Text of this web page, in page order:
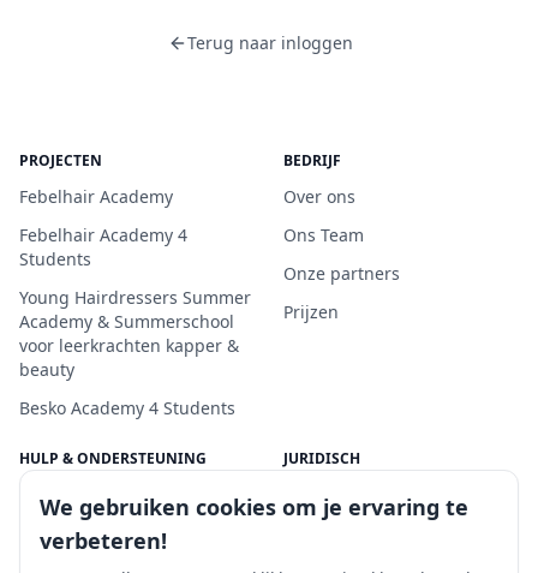
Terug naar inloggen
PROJECTEN
Febelhair Academy
Febelhair Academy 4
Students
Young Hairdressers Summer
Academy & Summerschool
voor leerkrachten kapper &
beauty
Besko Academy 4 Students
BEDRIJF
Over ons
Ons Team
Onze partners
Prijzen
HULP & ONDERSTEUNING
Neem contact op
Ondersteuningscentrum
JURIDISCH
Claim
We gebruiken cookies om je ervaring te
verbeteren!